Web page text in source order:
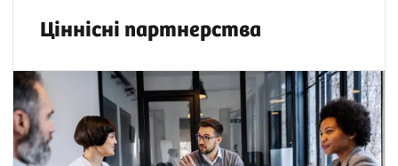
Ціннісні партнерства